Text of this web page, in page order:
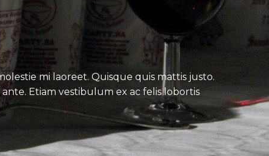
mi laoreet. Quisque quis mattis justo.
Etiam vestibulum ex ac felis lobortis